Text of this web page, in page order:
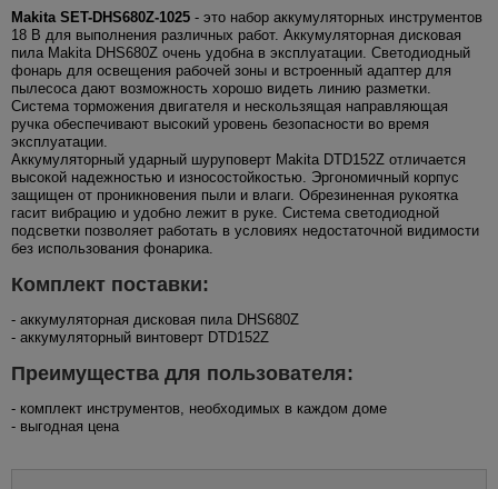
Makita SET-DHS680Z-1025 - это набор аккумуляторных инструментов
18 В для выполнения различных работ. Аккумуляторная дисковая
пила Makita DHS680Z очень удобна в эксплуатации. Светодиодный
фонарь для освещения рабочей зоны и встроенный адаптер для
пылесоса дают возможность хорошо видеть линию разметки.
Система торможения двигателя и нескользящая направляющая
ручка обеспечивают высокий уровень безопасности во время
эксплуатации.
Аккумуляторный ударный шуруповерт Makita DTD152Z отличается
высокой надежностью и износостойкостью. Эргономичный корпус
защищен от проникновения пыли и влаги. Обрезиненная рукоятка
гасит вибрацию и удобно лежит в руке. Система светодиодной
подсветки позволяет работать в условиях недостаточной видимости
без использования фонарика.
Комплект поставки:
- аккумуляторная дисковая пила DHS680Z
- аккумуляторный винтоверт DTD152Z
Преимущества для пользователя:
- комплект инструментов, необходимых в каждом доме
- выгодная цена